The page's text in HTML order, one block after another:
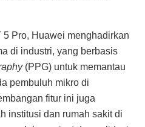
5 Pro, Huawei menghadirkan
di industri, yang berbasis
(PPG) untuk memantau
pembuluh mikro di
fitur ini juga
institusi dan rumah sakit di